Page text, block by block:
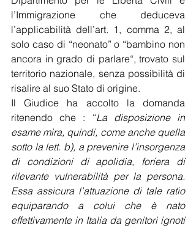
l’Immigrazione che deduceva
l’applicabilità dell’art. 1, comma 2, al
solo caso di “neonato” o “bambino non
ancora in grado di parlare“, trovato sul
territorio nazionale, senza possibilità di
risalire al suo Stato di origine.
Il Giudice ha accolto la domanda
ritenendo che : “La disposizione in
esame mira, quindi, come anche quella
sotto la lett. b), a prevenire l’insorgenza
di condizioni di apolidia, foriera di
rilevante vulnerabilità per la persona.
Essa assicura l’attuazione di tale ratio
equiparando a colui che è nato
effettivamente in Italia da genitori ignoti